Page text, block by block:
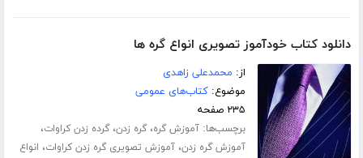
دانلود کتاب خودآموز تصویری انواع گره ها
از: محمدعلی زاهدی
موضوع:کتاب‌های عمومی
۲۳۵ صفحه
برچسب‌ها:آموزش گره،گره زدن،گرده زدن کراوات،
آموزش گره زدن،آموزش تصویری گره زدن کراوات، انواع